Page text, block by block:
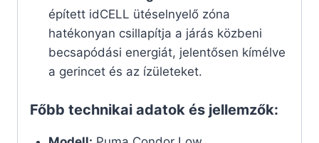
épített idCELL ütéselnyelő zóna
hatékonyan csillapítja a járás közbeni
becsapódási energiát, jelentősen kímélve
a gerincet és az ízületeket.
Főbb technikai adatok és jellemzők: